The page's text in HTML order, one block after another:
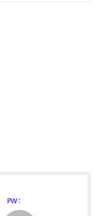
PW :